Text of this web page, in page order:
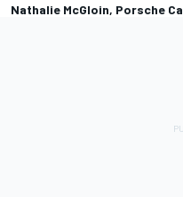
Nathalie McGloin, Porsche